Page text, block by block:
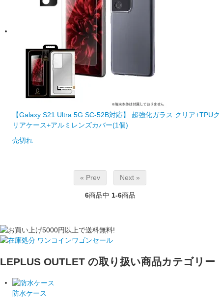
【Galaxy S21 Ultra 5G SC-52B対応】 超強化ガラス クリア+TPUク
リアケース+アルミレンズカバー(1個)
売切れ
« Prev Next »
6商品中 1-6商品
LEPLUS OUTLET の取り扱い商品カテゴリー
防水ケース